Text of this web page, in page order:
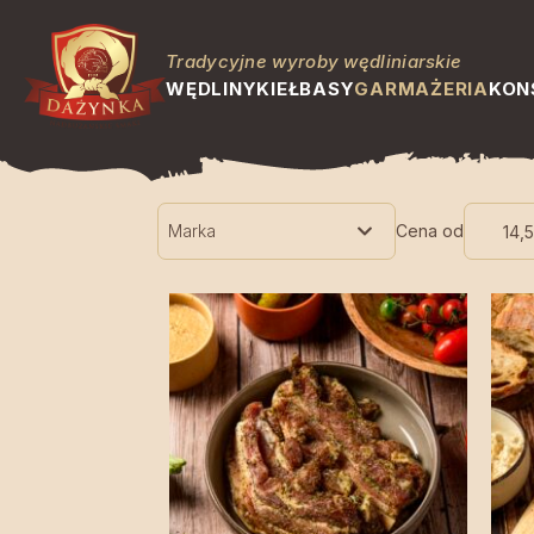
Tradycyjne wyroby wędliniarskie
WĘDLINYKIEŁBASYGARMAŻERIA
Marka Cena od